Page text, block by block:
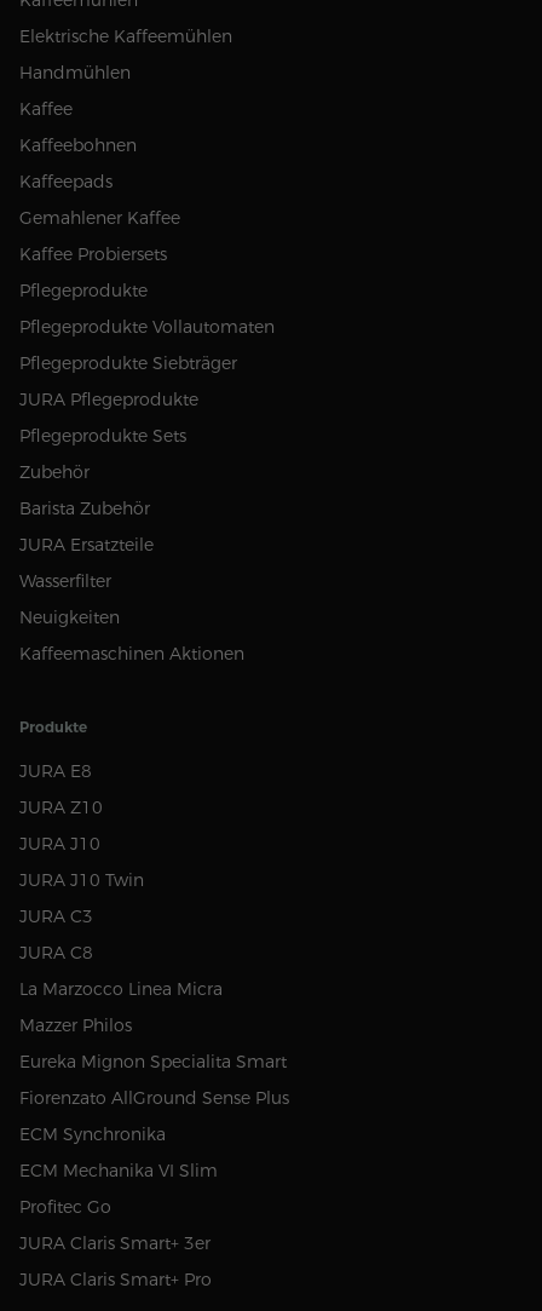
Elektrische Kaffeemühlen
Handmühlen
Kaffee
Kaffeebohnen
Kaffeepads
Gemahlener Kaffee
Kaffee Probiersets
Pflegeprodukte
Pflegeprodukte Vollautomaten
Pflegeprodukte Siebträger
JURA Pflegeprodukte
Pflegeprodukte Sets
Zubehör
Barista Zubehör
JURA Ersatzteile
Wasserfilter
Neuigkeiten
Kaffeemaschinen Aktionen
Produkte
JURA E8
JURA Z10
JURA J10
JURA J10 Twin
JURA C3
JURA C8
La Marzocco Linea Micra
Mazzer Philos
Eureka Mignon Specialita Smart
Fiorenzato AllGround Sense Plus
ECM Synchronika
ECM Mechanika VI Slim
Profitec Go
JURA Claris Smart+ 3er
JURA Claris Smart+ Pro